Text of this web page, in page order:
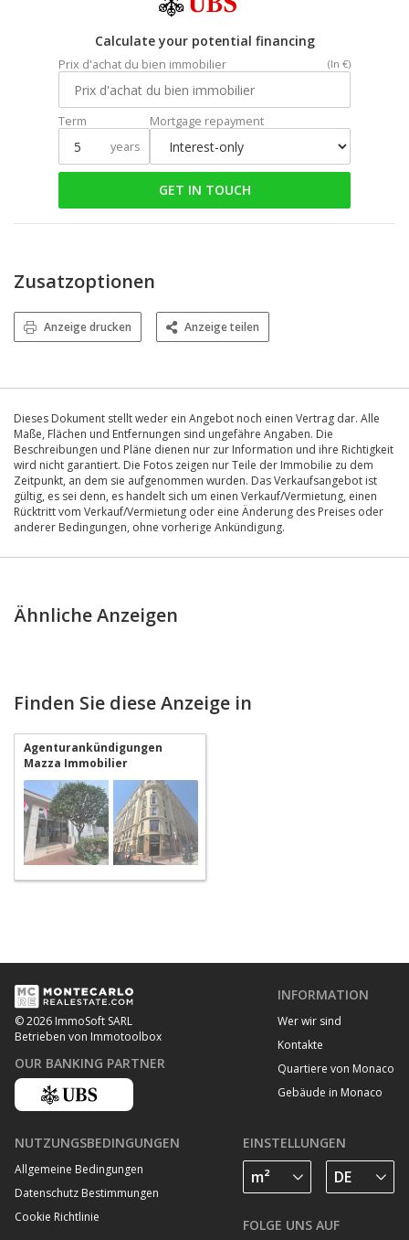
Calculate your potential financing
Prix d'achat du bien immobilier (In €)
Term
years
Mortgage repayment
GET IN TOUCH
Zusatzoptionen
Anzeige drucken Anzeige teilen
Dieses Dokument stellt weder ein Angebot noch einen Vertrag dar. Alle
Maße, Flächen und Entfernungen sind ungefähre Angaben. Die
Beschreibungen und Pläne dienen nur zur Information und ihre Richtigkeit
wird nicht garantiert. Die Fotos zeigen nur Teile der Immobilie zu dem
Zeitpunkt, an dem sie aufgenommen wurden. Das Verkaufsangebot ist
gültig, es sei denn, es handelt sich um einen Verkauf/Vermietung, einen
Rücktritt vom Verkauf/Vermietung oder eine Änderung des Preises oder
anderer Bedingungen, ohne vorherige Ankündigung.
Ähnliche Anzeigen
Finden Sie diese Anzeige in
Agenturankündigungen
Mazza Immobilier
© 2026 ImmoSoft SARL
Betrieben von Immotoolbox
OUR BANKING PARTNER
INFORMATION
Wer wir sind
Kontakte
Quartiere von Monaco
Gebäude in Monaco
NUTZUNGSBEDINGUNGEN
Allgemeine Bedingungen
Datenschutz Bestimmungen
Cookie Richtlinie
EINSTELLUNGEN
FOLGE UNS AUF